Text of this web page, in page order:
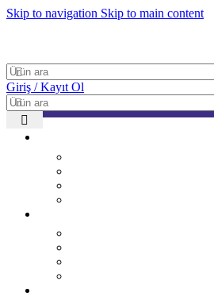
Skip to navigation Skip to main content
Giriş / Kayıt Ol